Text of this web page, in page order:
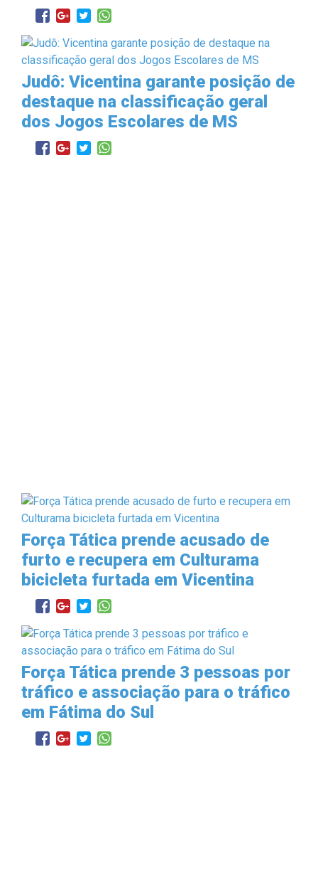
Judô: Vicentina garante posição de
destaque na classificação geral
dos Jogos Escolares de MS
Força Tática prende acusado de
furto e recupera em Culturama
bicicleta furtada em Vicentina
Força Tática prende 3 pessoas por
tráfico e associação para o tráfico
em Fátima do Sul